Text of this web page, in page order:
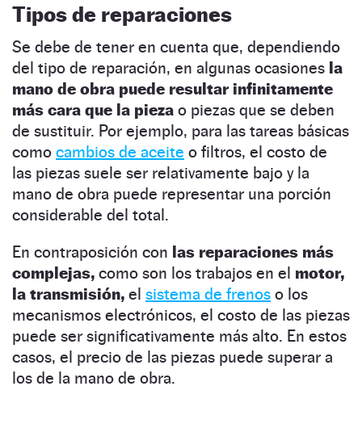
Tipos de reparaciones
Se debe de tener en cuenta que, dependiendo
del tipo de reparación, en algunas ocasiones la
mano de obra puede resultar infinitamente
más cara que la pieza o piezas que se deben
de sustituir. Por ejemplo, para las tareas básicas
como cambios de aceite o filtros, el costo de
las piezas suele ser relativamente bajo y la
mano de obra puede representar una porción
considerable del total.
En contraposición con las reparaciones más
complejas, como son los trabajos en el motor,
la transmisión, el sistema de frenos o los
mecanismos electrónicos, el costo de las piezas
puede ser significativamente más alto. En estos
casos, el precio de las piezas puede superar a
los de la mano de obra.